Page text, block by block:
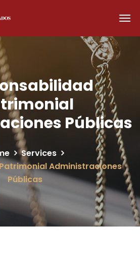
Públicas
Services
Administraciones
Públicas